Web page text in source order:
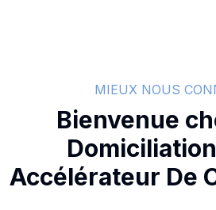
MIEUX NOUS
Bienvenue
Accélérateur De